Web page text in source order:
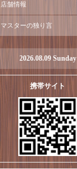
店舗情報
マスターの独り言
2026.08.09 Sunday
携帯サイト